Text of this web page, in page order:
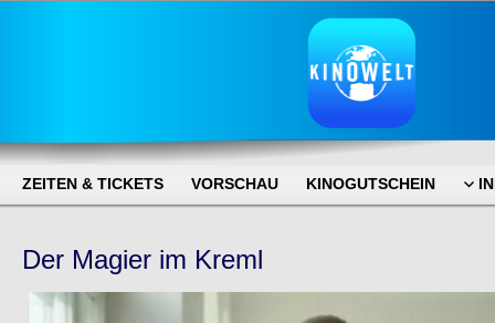
ZEITEN & TICKETS VORSCHAU KINOGUTSCHEIN
Der Magier im Kreml